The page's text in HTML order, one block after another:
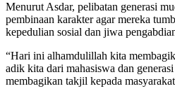
Menurut Asdar, pelibatan generasi
pembinaan karakter agar mereka
kepedulian sosial dan jiwa
“Hari ini alhamdulillah kita
adik kita dari mahasiswa dan
membagikan takjil kepada